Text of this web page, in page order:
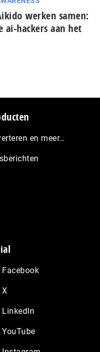
werken samen:
ai-hackers aan het
en meer…
Facebook
X
LinkedIn
YouTube